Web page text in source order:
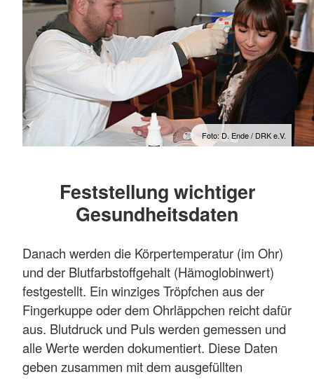
Foto: D. Ende / DRK e.V.
Feststellung wichtiger
Gesundheitsdaten
Danach werden die Körpertemperatur (im Ohr)
und der Blutfarbstoffgehalt (Hämoglobinwert)
festgestellt. Ein winziges Tröpfchen aus der
Fingerkuppe oder dem Ohrläppchen reicht dafür
aus. Blutdruck und Puls werden gemessen und
alle Werte werden dokumentiert. Diese Daten
geben zusammen mit dem ausgefüllten